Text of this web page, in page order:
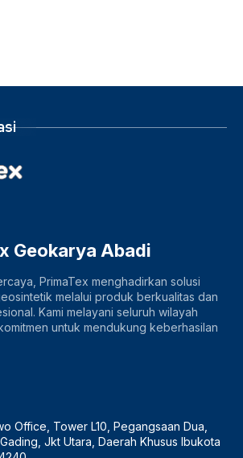
Geokarya Abadi
PrimaTex menghadirkan solusi
melalui produk berkualitas dan
Kami melayani seluruh wilayah
untuk mendukung keberhasilan
Office, Tower L10, Pegangsaan Dua,
Jkt Utara, Daerah Khusus Ibukota